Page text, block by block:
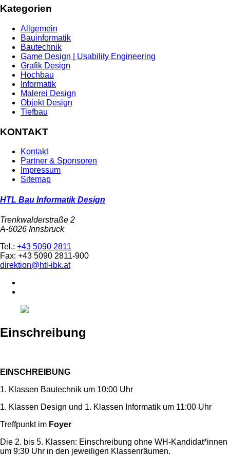
Kategorien
Allgemein
Bauinformatik
Bautechnik
Game Design | Usability Engineering
Grafik Design
Hochbau
Informatik
Malerei Design
Objekt Design
Tiefbau
KONTAKT
Kontakt
Partner & Sponsoren
Impressum
Sitemap
HTL Bau Informatik Design
Trenkwalderstraße 2
A-6026 Innsbruck
Tel.: +43 5090 2811
Fax: +43 5090 2811-900
direktion@htl-ibk.at
Einschreibung
EINSCHREIBUNG
1. Klassen Bautechnik um 10:00 Uhr
1. Klassen Design und 1. Klassen Informatik um 11:00 Uhr
Treffpunkt im Foyer
Die 2. bis 5. Klassen: Einschreibung ohne WH-Kandidat*innen
um 9:30 Uhr in den jeweiligen Klassenräumen.